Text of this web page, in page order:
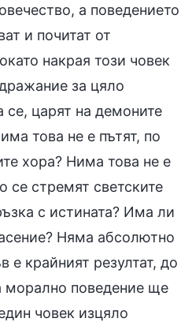
а поведението
и почитат от
накрая този човек
за цяло
се, царят на демоните
това не е пътят, по
хора? Нима това не е
се стремят светските
с истината? Има ли
Няма абсолютно
е крайният резултат, до
морално поведение ще
човек изцяло